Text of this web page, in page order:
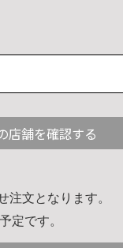
店舗を確認する
注文となります。
定です。